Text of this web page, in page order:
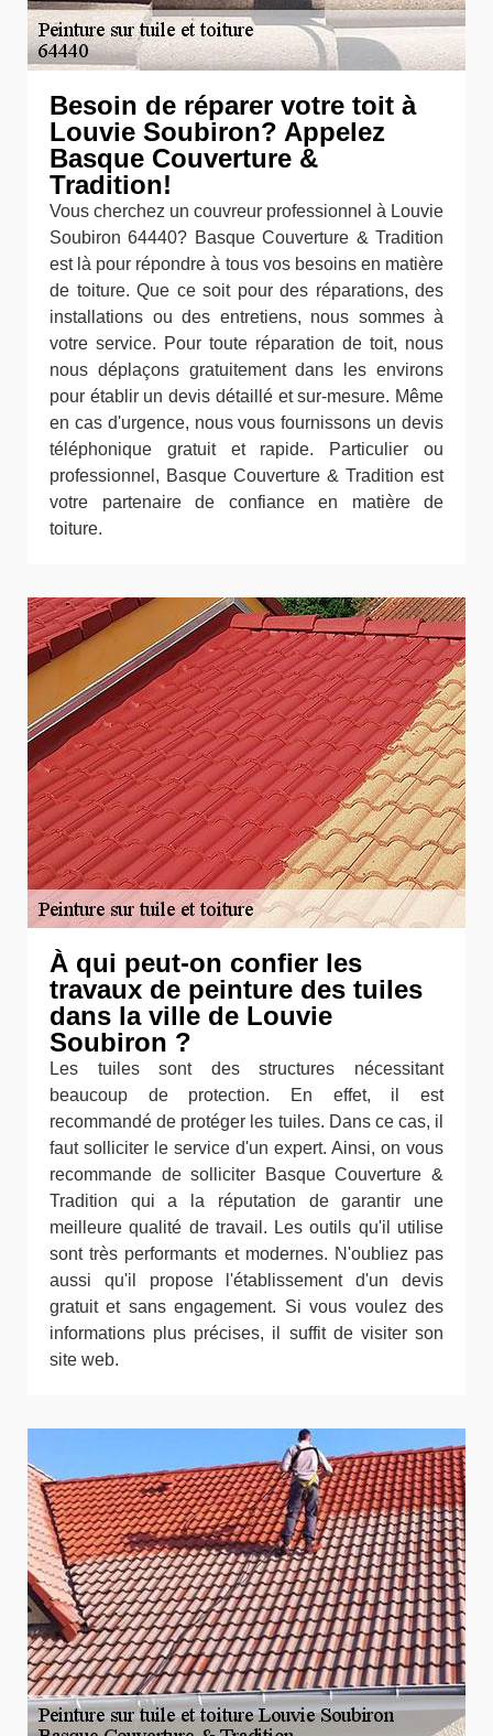
Besoin de réparer votre toit à
Louvie Soubiron? Appelez
Basque Couverture &
Tradition!
Vous cherchez un couvreur professionnel à Louvie
Soubiron 64440? Basque Couverture & Tradition
est là pour répondre à tous vos besoins en matière
de toiture. Que ce soit pour des réparations, des
installations ou des entretiens, nous sommes à
votre service. Pour toute réparation de toit, nous
nous déplaçons gratuitement dans les environs
pour établir un devis détaillé et sur-mesure. Même
en cas d'urgence, nous vous fournissons un devis
téléphonique gratuit et rapide. Particulier ou
professionnel, Basque Couverture & Tradition est
votre partenaire de confiance en matière de
toiture.
À qui peut-on confier les
travaux de peinture des tuiles
dans la ville de Louvie
Soubiron ?
Les tuiles sont des structures nécessitant
beaucoup de protection. En effet, il est
recommandé de protéger les tuiles. Dans ce cas, il
faut solliciter le service d'un expert. Ainsi, on vous
recommande de solliciter Basque Couverture &
Tradition qui a la réputation de garantir une
meilleure qualité de travail. Les outils qu'il utilise
sont très performants et modernes. N'oubliez pas
aussi qu'il propose l'établissement d'un devis
gratuit et sans engagement. Si vous voulez des
informations plus précises, il suffit de visiter son
site web.